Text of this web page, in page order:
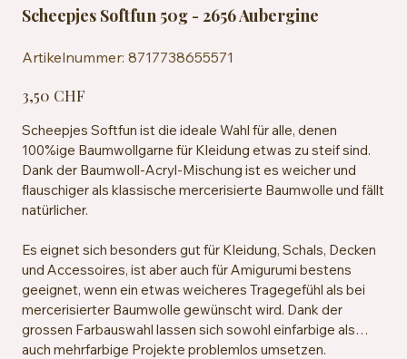
Scheepjes Softfun 50g - 2656 Aubergine
Artikelnummer: 8717738655571
8717738655571
3,50 CHF
Scheepjes Softfun ist die ideale Wahl für alle, denen
100%ige Baumwollgarne für Kleidung etwas zu steif sind.
Dank der Baumwoll-Acryl-Mischung ist es weicher und
flauschiger als klassische mercerisierte Baumwolle und fällt
natürlicher.
Es eignet sich besonders gut für Kleidung, Schals, Decken
und Accessoires, ist aber auch für Amigurumi bestens
geeignet, wenn ein etwas weicheres Tragegefühl als bei
mercerisierter Baumwolle gewünscht wird. Dank der
grossen Farbauswahl lassen sich sowohl einfarbige als
auch mehrfarbige Projekte problemlos umsetzen.